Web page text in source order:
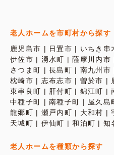
老人ホームを市町村から探す
鹿児島市
日置市 いちき串
伊佐市
湧水町 薩摩川内市
さつま町
長島町 南九州市
枕崎市
志布志市 曽於市
東串良町
肝付町 錦江町
中種子町
南種子町 屋久島
龍郷町
瀬戸内町 大和村
天城町
伊仙町 和泊町 知
老人ホームを種類から探す